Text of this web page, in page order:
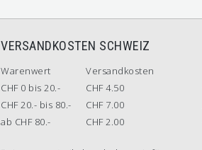
VERSANDKOSTEN SCHWEIZ
Warenwert
Versandkosten
CHF 0 bis 20.-
CHF 4.50
CHF 20.- bis 80.-
CHF 7.00
ab CHF 80.-
CHF 2.00